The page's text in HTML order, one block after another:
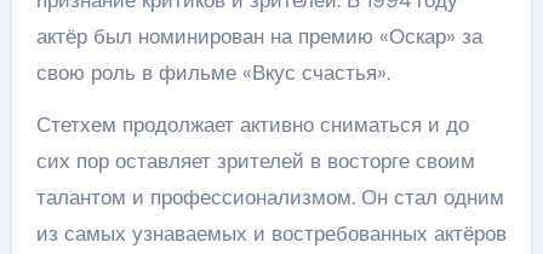
актёр был номинирован на премию «Оскар» за
свою роль в фильме «Вкус счастья».
Стетхем продолжает активно сниматься и до
сих пор оставляет зрителей в восторге своим
талантом и профессионализмом. Он стал одним
из самых узнаваемых и востребованных актёров